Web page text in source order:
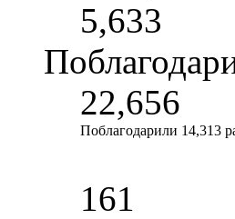
5,633
22,656
Поблагодарили 14,313
161